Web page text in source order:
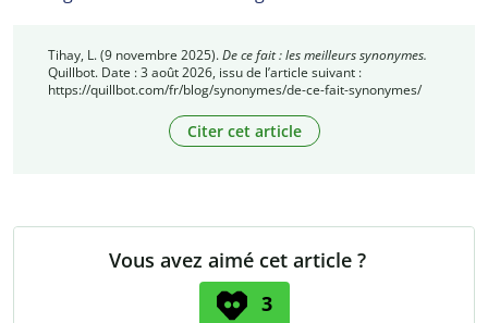
Tihay, L. (9 novembre 2025).De ce fait : les meilleurs synonymes.
Quillbot. Date : 3 août 2026, issu de l’article suivant :
https://quillbot.com/fr/blog/synonymes/de-ce-fait-synonymes/
Citer cet article
Vous avez aimé cet article ?
3